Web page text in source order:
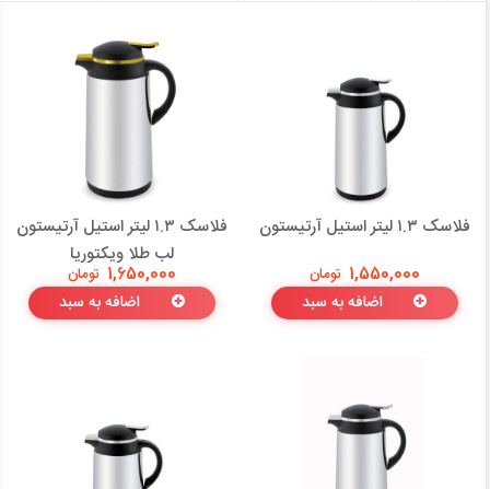
فلاسک ۱.۳ لیتر استیل آرتیستون
1,550,000 تومان
اضافه به سبد
فلاسک ۱.۳ لیتر استیل آرتیستون
لب طلا ویکتوریا
1,650,000 تومان
اضافه به سبد